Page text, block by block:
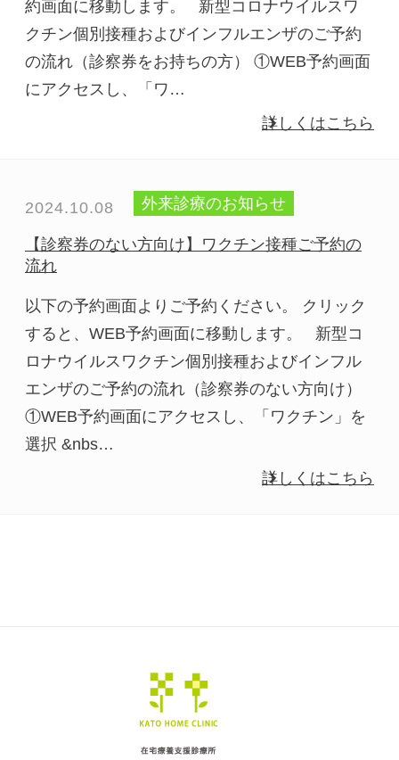
約画面に移動します。 新型コロナウイルスワ
クチン個別接種およびインフルエンザのご予約
の流れ（診察券をお持ちの方） ①WEB予約画面
にアクセスし、「ワ…
詳しくはこちら
2024.10.08 外来診療のお知らせ
【診察券のない方向け】ワクチン接種ご予約の
流れ
以下の予約画面よりご予約ください。 クリック
すると、WEB予約画面に移動します。 新型コ
ロナウイルスワクチン個別接種およびインフル
エンザのご予約の流れ（診察券のない方向け）
①WEB予約画面にアクセスし、「ワクチン」を
選択 &nbs…
詳しくはこちら